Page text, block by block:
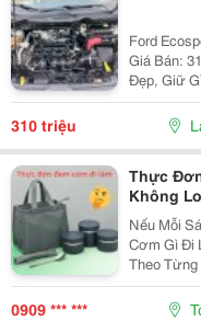
Ford
Giá Bán: 310 Triệu Xe Gia Đình
Đẹp, Giữ Gìn Cẩn Thận.
&Ndash;
Nguyên
310 triệu
Thực
Không
Nếu Mỗi
Cơm Gì Đi
Theo Từng
Nên Đơn
Dụng, Vừa
Đơn Đem
0909 *** ***